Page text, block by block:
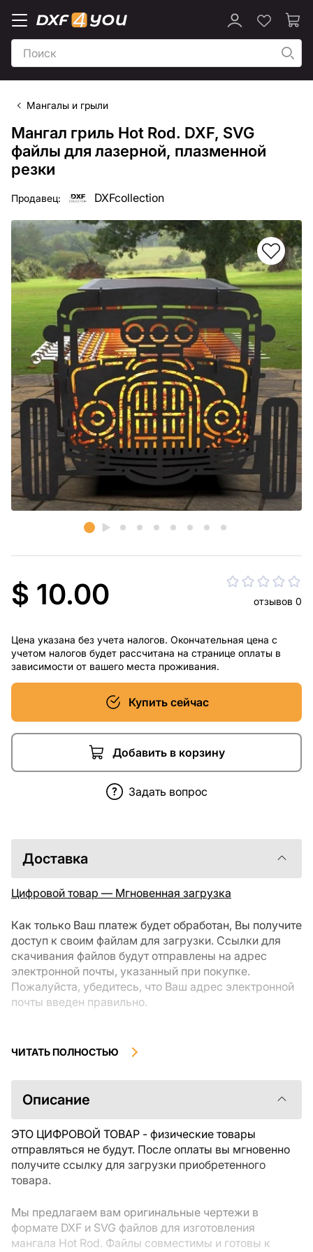
Мангалы и грыли
Мангал гриль Hot Rod. DXF, SVG
файлы для лазерной, плазменной
резки
Продавец: DXFcollection
$ 10.00 отзывов 0
Цена указана без учета налогов. Окончательная цена с
учетом налогов будет рассчитана на странице оплаты в
зависимости от вашего места проживания.
Купить сейчас
Добавить в корзину
Задать вопрос
Доставка
Цифровой товар — Мгновенная загрузка
Как только Ваш платеж будет обработан, Вы получите
доступ к своим файлам для загрузки. Ссылки для
скачивания файлов будут отправлены на адрес
электронной почты, указанный при покупке.
Пожалуйста, убедитесь, что Ваш адрес электронной
почты введен правильно.
загрузки, не подлежат возврату или обмену после их
ознакомиться с описанием товара и задать все
интересующие Вас вопросы перед покупкой. Если у
свяжитесь с продавцом напрямую.
ЧИТАТЬ ПОЛНОСТЬЮ
Описание
ЭТО ЦИФРОВОЙ ТОВАР - физические товары
отправляться не будут. После оплаты вы мгновенно
получите ссылку для загрузки приобретенного
товара.
Мы предлагаем вам оригинальные чертежи в
формате DXF и SVG файлов для изготовления
мангала Hot Rod. Файлы совместимы и готовы к